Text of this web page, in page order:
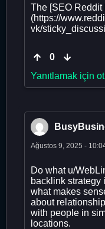
The [SEO Reddit
(https://
vk/
0
Yanıtlamak için
Ağustos 9, 2025 -
Do what u/
backlink strategy
what makes
about
with people in
locations.